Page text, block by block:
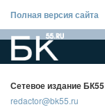
Полная версия сайта
Сетевое издание БК55
redactor@bk55.ru